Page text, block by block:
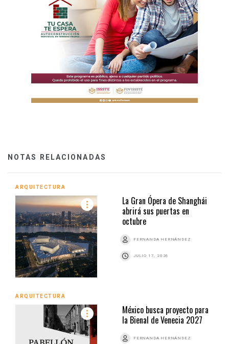
NOTAS RELACIONADAS
ARQUITECTURA
La Gran Ópera de Shanghái
abrirá sus puertas en
octubre
FERNANDA HERNÁNDEZ
JULIO 17, 2026
ARQUITECTURA
México busca proyecto para
la Bienal de Venecia 2027
FERNANDA HERNÁNDEZ